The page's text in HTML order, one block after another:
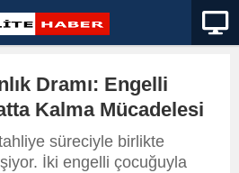
Dramı: Engelli
Kalma Mücadelesi
süreciyle birlikte
İki engelli çocuğuyla